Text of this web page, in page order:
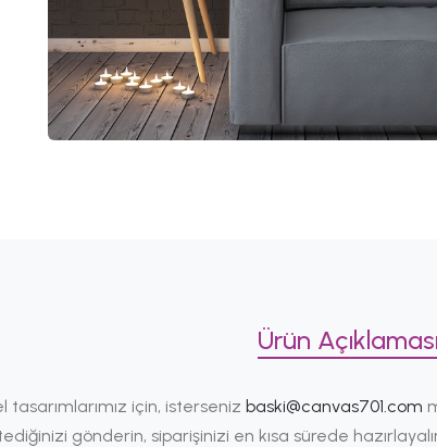
Ürün Açıklaması
tasarımlarımız için, isterseniz baski@canvas701.com
gönderin, siparişinizi en kısa sürede